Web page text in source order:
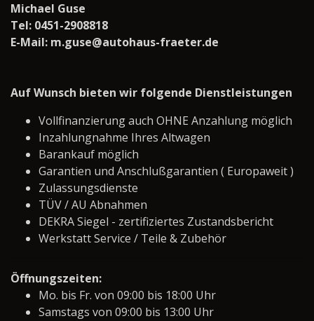
Michael Guse
Tel: 0451-2908818
E-Mail: m.guse@autohaus-fraeter.de
Auf Wunsch bieten wir folgende Dienstleistungen
Vollfinanzierung auch OHNE Anzahlung möglich
Inzahlungnahme Ihres Altwagen
Barankauf möglich
Garantien und Anschlußgarantien ( Europaweit )
Zulassungsdienste
TÜV / AU Abnahmen
DEKRA Siegel - zertifiziertes Zustandsbericht
Werkstatt Service / Teile & Zubehör
Öffnungszeiten:
Mo. bis Fr. von 09:00 bis 18:00 Uhr
Samstags von 09:00 bis 13:00 Uhr